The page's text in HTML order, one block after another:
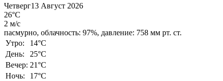
Четверг13 Август 2026
26°C
2 м/с
пасмурно, облачность: 97%, давление: 758 мм рт. ст.
Утро:
14°C
День:
25°C
Вечер: 21°C
Ночь:
17°C